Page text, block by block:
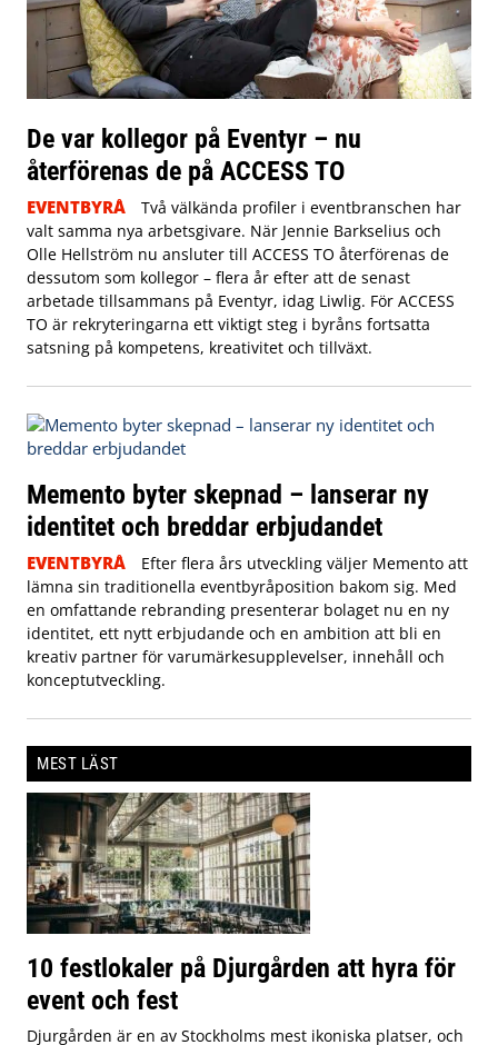
De var kollegor på Eventyr – nu
återförenas de på ACCESS TO
EVENTBYRÅ
Två välkända profiler i eventbranschen har
valt samma nya arbetsgivare. När Jennie Barkselius och
Olle Hellström nu ansluter till ACCESS TO återförenas de
dessutom som kollegor – flera år efter att de senast
arbetade tillsammans på Eventyr, idag Liwlig. För ACCESS
TO är rekryteringarna ett viktigt steg i byråns fortsatta
satsning på kompetens, kreativitet och tillväxt.
Memento byter skepnad – lanserar ny
identitet och breddar erbjudandet
EVENTBYRÅ
Efter flera års utveckling väljer Memento att
lämna sin traditionella eventbyråposition bakom sig. Med
en omfattande rebranding presenterar bolaget nu en ny
identitet, ett nytt erbjudande och en ambition att bli en
kreativ partner för varumärkesupplevelser, innehåll och
konceptutveckling.
MEST LÄST
10 festlokaler på Djurgården att hyra för
event och fest
Djurgården är en av Stockholms mest ikoniska platser, och